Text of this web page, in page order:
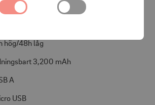
250 Lumen
hög/48h låg
3,200 mAh
A
USB